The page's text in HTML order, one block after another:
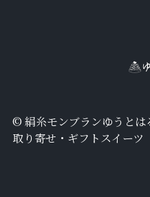
©︎ 絹糸モンブランゆうとは
取り寄せ・ギフトスイーツ